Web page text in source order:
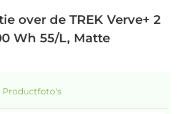
over de TREK Verve+ 2
Wh 55/L, Matte
Productfoto's